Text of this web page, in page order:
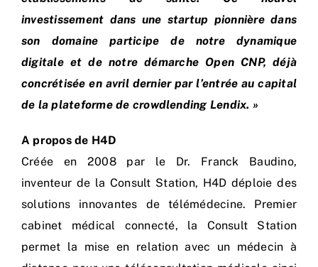
investissement dans une startup pionnière dans
son domaine participe de notre dynamique
digitale et de notre démarche Open CNP, déjà
concrétisée en avril dernier par l’entrée au capital
de la plateforme de crowdlending Lendix. »
A propos de H4D
Créée en 2008 par le Dr. Franck Baudino,
inventeur de la Consult Station, H4D déploie des
solutions innovantes de télémédecine. Premier
cabinet médical connecté, la Consult Station
permet la mise en relation avec un médecin à